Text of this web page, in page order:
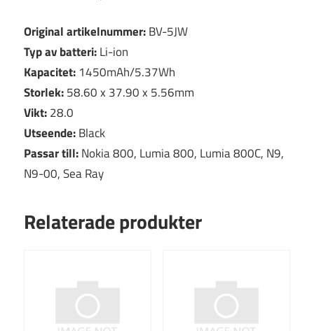
Original artikelnummer:BV-5JW
Typ av batteri:Li-ion
Kapacitet: 1450mAh/5.37Wh
Storlek:58.60 x 37.90 x 5.56mm
Vikt:28.0
Utseende:Black
Passar till:Nokia 800, Lumia 800, Lumia 800C, N9,
N9-00, Sea Ray
Relaterade produkter